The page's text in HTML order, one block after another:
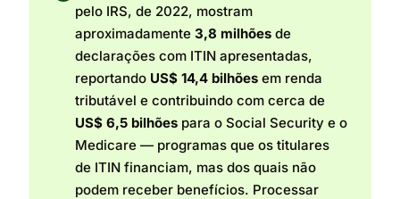
pelo IRS, de 2022, mostram
aproximadamente 3,8 milhões de
declarações com ITIN apresentadas,
reportando US$ 14,4 bilhões em renda
tributável e contribuindo com cerca de
US$ 6,5 bilhões para o Social Security e o
Medicare — programas que os titulares
de ITIN financiam, mas dos quais não
podem receber benefícios. Processar